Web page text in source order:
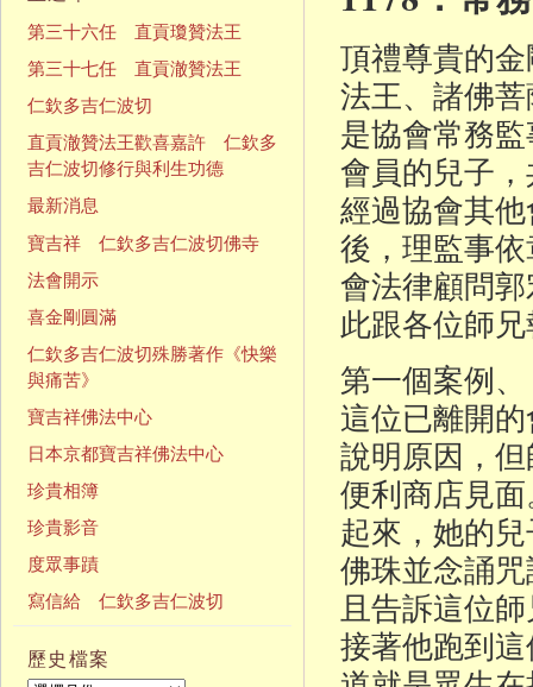
頂禮尊貴的
法王、諸佛
是協會常務
會員的兒子
經過協會其
後，理監事
會法律顧問
此跟各位師
第一個案例、
這位已離開
說明原因，
便利商店見
起來，她的
佛珠並念誦
且告訴這位
接著他跑到
第三十六任 直貢瓊贊法王
第三十七任 直貢澈贊法王
仁欽多吉仁波切
直貢澈贊法王歡喜嘉許 仁欽多
吉仁波切修行與利生功德
最新消息
寶吉祥 仁欽多吉仁波切佛寺
法會開示
喜金剛圓滿
仁欽多吉仁波切殊勝著作《快樂
與痛苦》
寶吉祥佛法中心
日本京都寶吉祥佛法中心
珍貴相簿
珍貴影音
度眾事蹟
寫信給 仁欽多吉仁波切
歷史檔案